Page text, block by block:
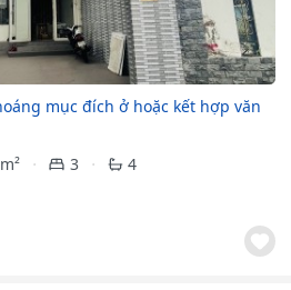
mục đích ở hoặc kết hợp văn
3
4